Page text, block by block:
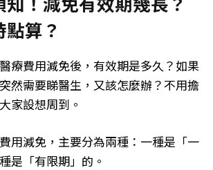
算？
療費用減免後，有效期是多久？如果
然需要睇醫生，又該怎麼辦？不用擔
家設想周到。
用減免，主要分為兩種：一種是「一
是「有限期」的。